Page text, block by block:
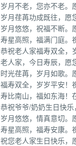
月不老，您亦不老。
月荏苒功成既往，愿
月悠悠，祝福不断。
星高照，福满门庭。
祝老人家福寿双全，
人家，今日寿辰，愿
光荏苒，岁月如歌。
寿双全，岁岁平安！
比南山，福如东海！
祝爷爷/奶奶生日快
月悠悠，情真意切。
星高照，福寿安康。
您老人家生日快乐，